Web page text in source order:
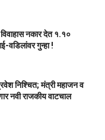
नकार देत १.१०
गुन्हा !
निश्चित; मंत्री महाजन व
नवी राजकीय वाटचाल